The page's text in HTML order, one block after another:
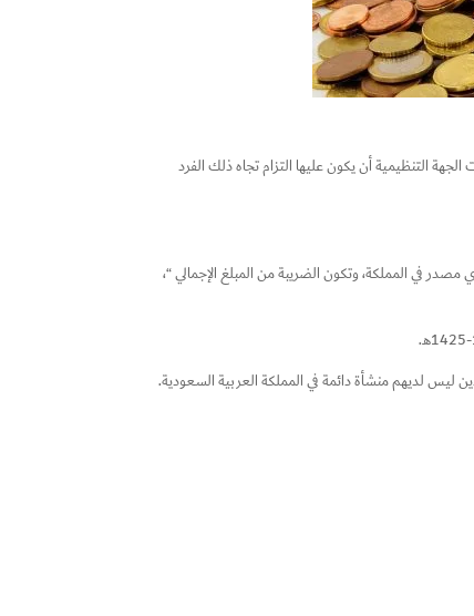
التنظيمية أن يكون عليها التزام تجاه ذلك الفرد
على أي مبلغ مستمد من أي مصدر في المملكة، وتكون الضريبة من المبلغ الإجمالي “،
ليس لديهم منشأة دائمة في المملكة العربية السعودية.